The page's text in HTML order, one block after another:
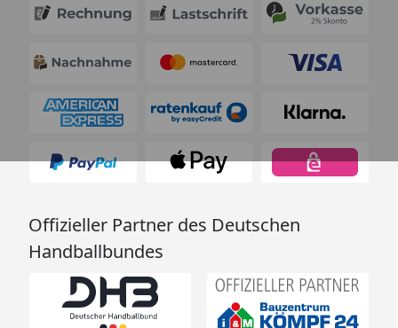
Offizieller Partner des Deutschen
Handballbundes